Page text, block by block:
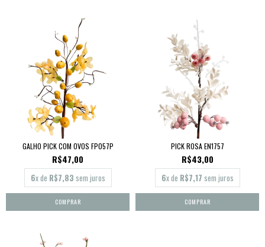
GALHO PICK COM OVOS FP057P
R$47,00
6x de R$7,83 sem juros
PICK ROSA EN1757
R$43,00
6x de R$7,17 sem juros